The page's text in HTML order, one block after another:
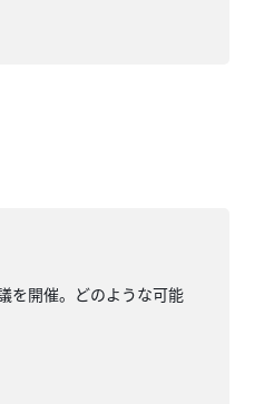
を開催。どのような可能